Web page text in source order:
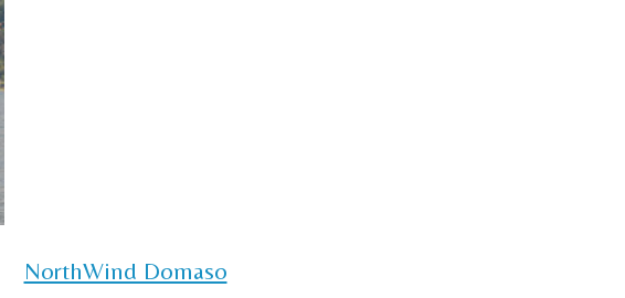
NorthWind Domaso